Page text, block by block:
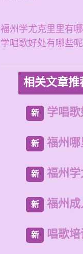
福州学尤克里里有
学唱歌好处有哪些
相关文章推
新 学唱
新 福州
新 福州
新 福州
新 唱歌